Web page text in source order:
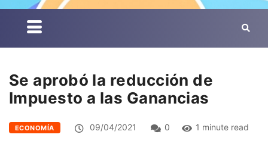
Se aprobó la reducción de
Impuesto a las Ganancias
ECONOMÍA 09/04/2021 0 1 minute read